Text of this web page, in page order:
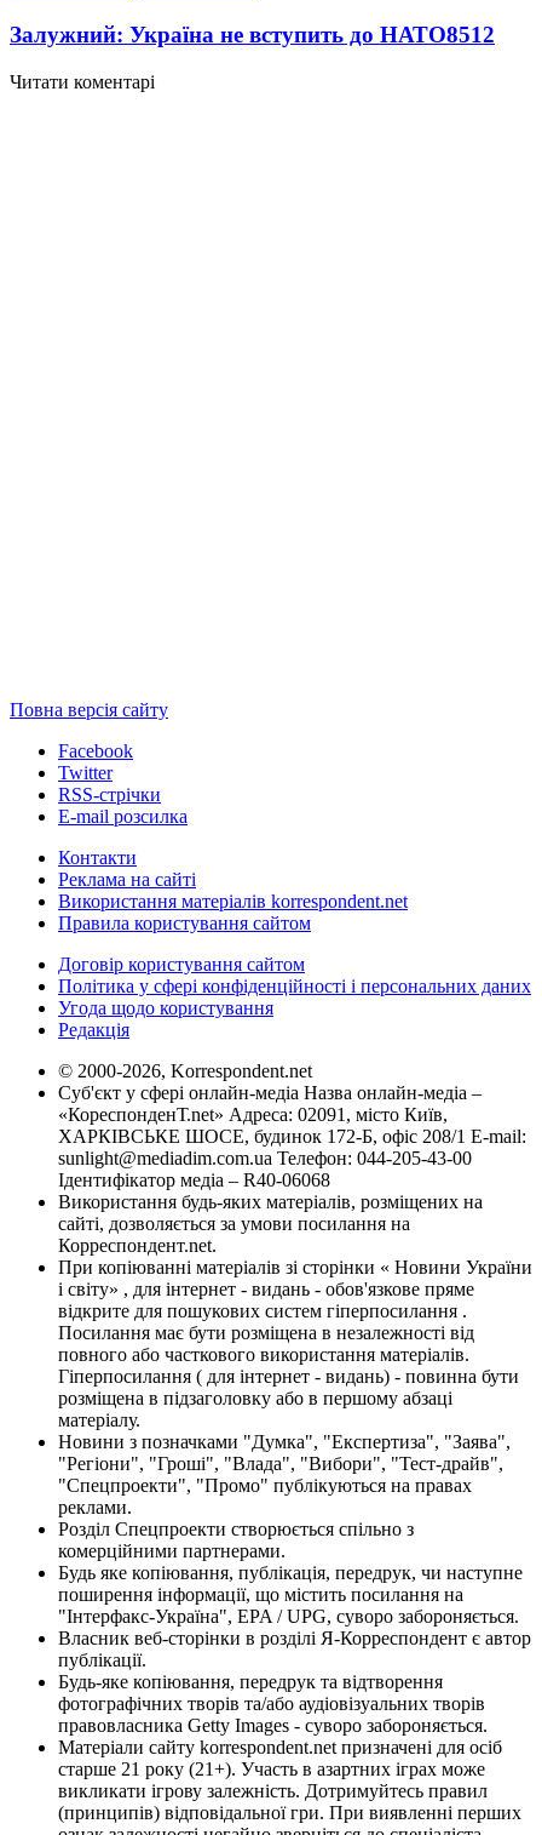
Залужний: Україна не вступить до НАТО8512
Читати коментарі
Повна версія сайту
Facebook
Twitter
RSS-стрічки
E-mail розсилка
Контакти
Реклама на сайті
Використання матеріалів korrespondent.net
Правила користування сайтом
Договір користування сайтом
Політика у сфері конфіденційності і персональних даних
Угода щодо користування
Редакція
© 2000-2026, Korrespondent.net
Суб'єкт у сфері онлайн-медіа Назва онлайн-медіа –
«КореспонденТ.net» Адреса: 02091, місто Київ,
ХАРКІВСЬКЕ ШОСЕ, будинок 172-Б, офіс 208/1 E-mail:
sunlight@mediadim.com.ua Телефон: 044-205-43-00
Ідентифікатор медіа – R40-06068
Використання будь-яких матеріалів, розміщених на
сайті, дозволяється за умови посилання на
Корреспондент.net.
При копіюванні матеріалів зі сторінки « Новини України
і світу» , для інтернет - видань - обов'язкове пряме
відкрите для пошукових систем гіперпосилання .
Посилання має бути розміщена в незалежності від
повного або часткового використання матеріалів.
Гіперпосилання ( для інтернет - видань) - повинна бути
розміщена в підзаголовку або в першому абзаці
матеріалу.
Новини з позначками "Думка", "Експертиза", "Заява",
"Регіони", "Гроші", "Влада", "Вибори", "Тест-драйв",
"Спецпроекти", "Промо" публікуються на правах
реклами.
Розділ Спецпроекти створюється спільно з
комерційними партнерами.
Будь яке копіювання, публікація, передрук, чи наступне
поширення інформації, що містить посилання на
"Інтерфакс-Україна", EPA / UPG, суворо забороняється.
Власник веб-сторінки в розділі Я-Корреспондент є автор
публікації.
Будь-яке копіювання, передрук та відтворення
фотографічних творів та/або аудіовізуальних творів
правовласника Getty Images - суворо забороняється.
Матеріали сайту korrespondent.net призначені для осіб
старше 21 року (21+). Участь в азартних іграх може
викликати ігрову залежність. Дотримуйтесь правил
(принципів) відповідальної гри. При виявленні перших